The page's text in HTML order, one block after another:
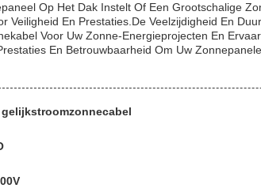
Op Het Dak Instelt Of Een Grootschalige
Veiligheid En Prestaties.De Veelzijdigheid En
Voor Uw Zonne-Energieprojecten En
En Betrouwbaarheid Om Uw